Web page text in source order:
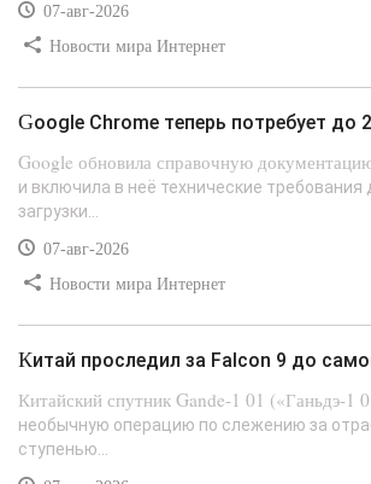
07-авг-2026
Новости мира Интернет
Google Chrome теперь потребует до
Google обновила справочную
и включила в неё технические требования
загрузки...
07-авг-2026
Новости мира Интернет
Китай проследил за Falcon 9 до
Китайский спутник Gande-1 01 («Ганьдэ-1
необычную операцию по слежению за
ступенью...